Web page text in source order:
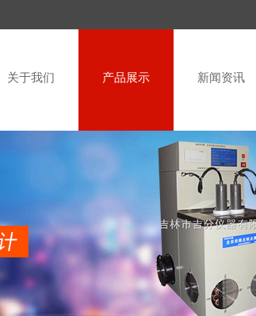
关于我们 产品展示 新闻资讯